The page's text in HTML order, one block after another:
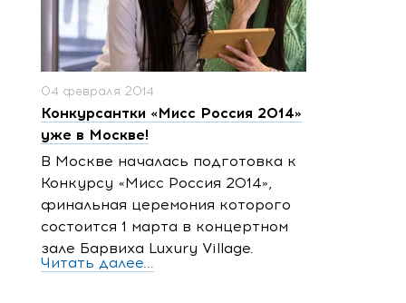
04 февраля 2014
Конкурсантки «Мисс Россия 2014»
уже в Москве!
В Москве началась подготовка к
Конкурсу «Мисс Россия 2014»,
финальная церемония которого
состоится 1 марта в концертном
зале Барвиха Luxury Village.
Читать далее...